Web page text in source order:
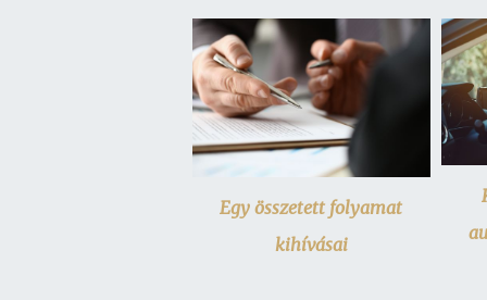
Egy összetett folyamat
kihívásai